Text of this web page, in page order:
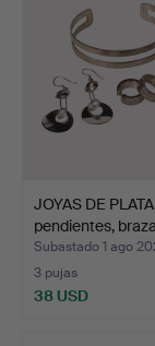
JOYAS DE
pendientes,
Subastado 1 ago
3 pujas
38 USD